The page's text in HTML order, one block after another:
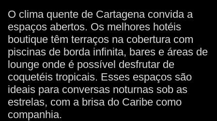
O clima quente de Cartagena convida a
espaços abertos. Os melhores hotéis
boutique têm terraços na cobertura com
piscinas de borda infinita, bares e áreas de
lounge onde é possível desfrutar de
coquetéis tropicais. Esses espaços são
ideais para conversas noturnas sob as
estrelas, com a brisa do Caribe como
companhia.